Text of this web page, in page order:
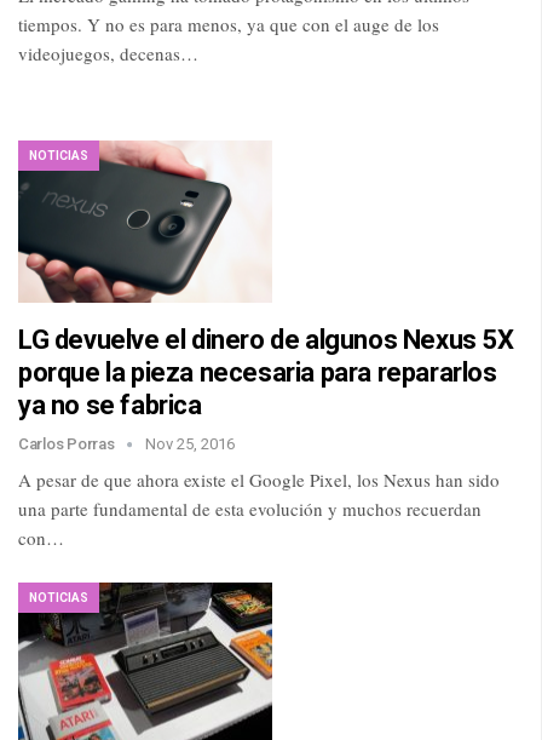
tiempos. Y no es para menos, ya que con el auge de los
videojuegos, decenas…
NOTICIAS
LG devuelve el dinero de algunos Nexus 5X
porque la pieza necesaria para repararlos
ya no se fabrica
Carlos Porras Nov 25, 2016
A pesar de que ahora existe el Google Pixel, los Nexus han sido
una parte fundamental de esta evolución y muchos recuerdan
con…
NOTICIAS